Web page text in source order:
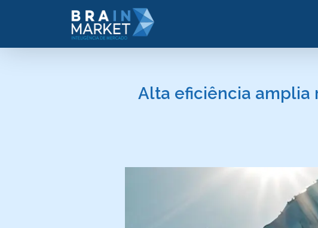
Alta eficiência amplia